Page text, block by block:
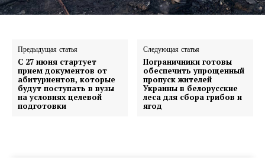
Предыдущая статья
С 27 июня стартует
прием документов от
абитуриентов, которые
будут поступать в вузы
на условиях целевой
подготовки
Следующая статья
Пограничники готовы
обеспечить упрощенный
пропуск жителей
Украины в белорусские
леса для сбора грибов и
ягод